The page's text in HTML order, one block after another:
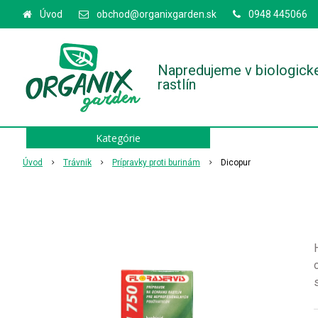
Napredujeme v
rastlín
Úvod obchod@organixgarden.sk 0948 445066
Úvod Trávnik Prípravky proti burinám Dicopur
Kategórie